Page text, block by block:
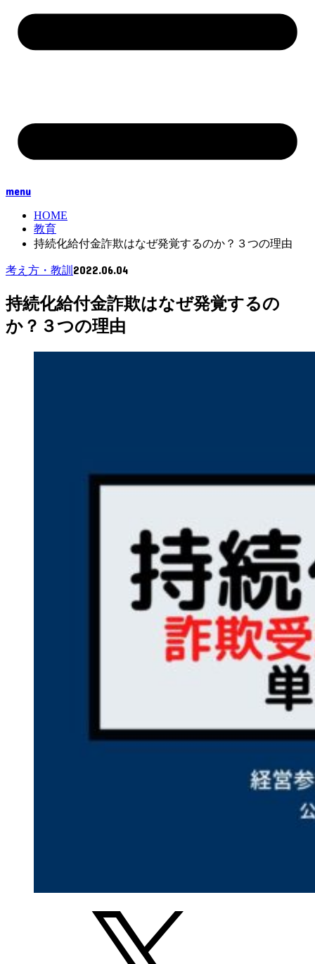
menu
HOME
教育
持続化給付金詐欺はなぜ発覚するのか？３つの理由
考え方・教訓 2022.06.04
持続化給付金詐欺はなぜ発覚するの
か？３つの理由